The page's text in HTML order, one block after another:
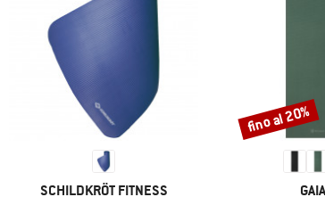
MARCHIO
SCHILDKRÖT FITNESS
Sconto
fino al 20%